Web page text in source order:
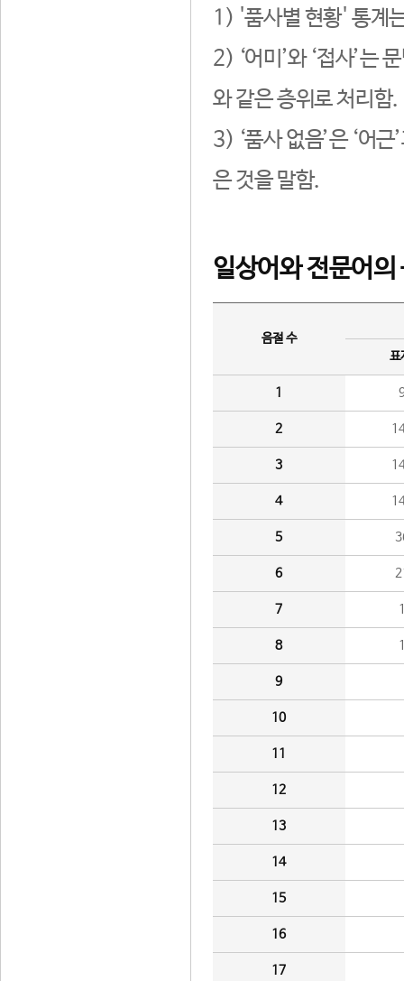
1) '품사별 현황' 통계
2) ‘어미’와 ‘접사’는
와 같은 층위로 처리함.
3) ‘품사 없음’은 ‘어
은 것을 말함.
일상어와 전문어의
음절 수
표
1
2
3
4
5
6
7
8
9
10
11
12
13
14
15
16
17